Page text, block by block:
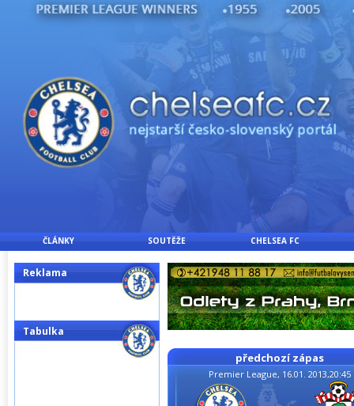
ČLÁNKY SOUTĚŽE CHELSEA FC
předchozí zápas
Premier League, 16.01. 2013,20:45
Reklama
Tabulka